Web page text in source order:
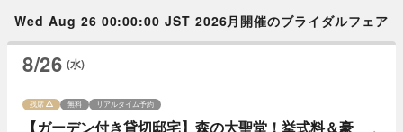
Wed Aug 26 00:00:00 JST 2026月開催のブライダルフェア
8/26 (水)
【ガーデン付き貸切邸宅】森の大聖堂！挙式料＆豪
残席 無料 リアルタイム予約